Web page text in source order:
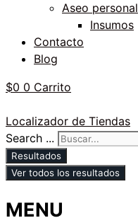
Aseo personal
Insumos
Contacto
Blog
$0 0 Carrito
Localizador de Tiendas
Search ...
Resultados
Ver todos los resultados
MENU